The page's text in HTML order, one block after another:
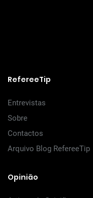
RefereeTip
Entrevistas
Sobre
Contactos
Arquivo Blog RefereeTip
Opinião